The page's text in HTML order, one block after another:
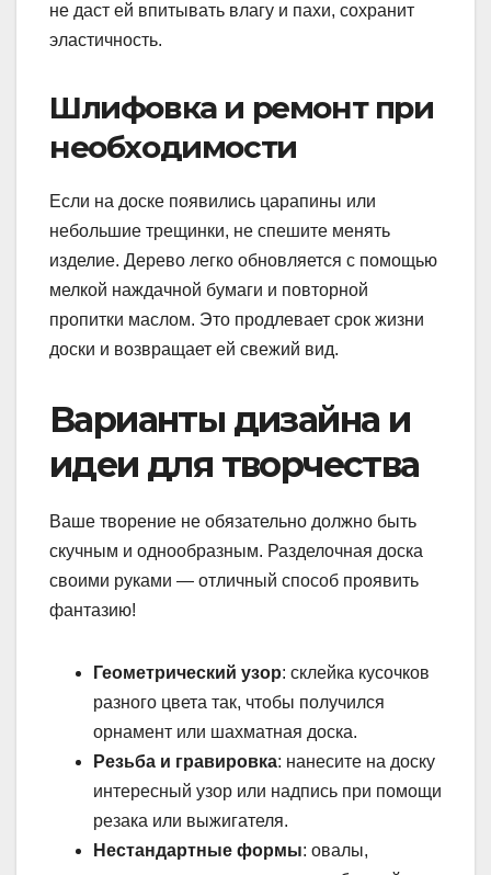
не даст ей впитывать влагу и пахи, сохранит
эластичность.
Шлифовка и ремонт при
необходимости
Если на доске появились царапины или
небольшие трещинки, не спешите менять
изделие. Дерево легко обновляется с помощью
мелкой наждачной бумаги и повторной
пропитки маслом. Это продлевает срок жизни
доски и возвращает ей свежий вид.
Варианты дизайна и
идеи для творчества
Ваше творение не обязательно должно быть
скучным и однообразным. Разделочная доска
своими руками — отличный способ проявить
фантазию!
Геометрический узор: склейка кусочков
разного цвета так, чтобы получился
орнамент или шахматная доска.
Резьба и гравировка: нанесите на доску
интересный узор или надпись при помощи
резака или выжигателя.
Нестандартные формы: овалы,